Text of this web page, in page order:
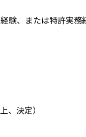
験、または特許実務
、決定）